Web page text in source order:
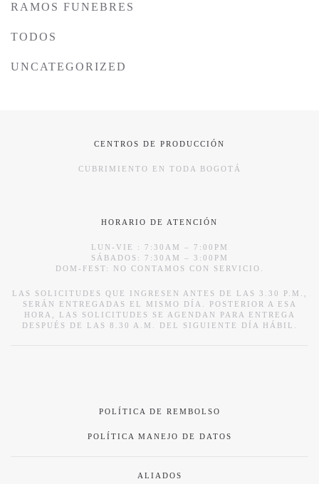
RAMOS FUNEBRES
TODOS
UNCATEGORIZED
CENTROS DE PRODUCCIÓN
CUBRIMIENTO EN TODA BOGOTÁ
HORARIO DE ATENCIÓN
LUN-VIE : 7:30AM – 7:00PM
SÁBADOS: 7:30AM – 3:00PM
DOM-FEST: NO CONTAMOS CON SERVICIO.
LAS SOLICITUDES QUE INGRESEN ANTES DE LAS 3.30 P.M.,
SERÁN ENTREGADAS EL MISMO DÍA. POSTERIOR A ESA
HORA, LAS SOLICITUDES SE AGENDAN PARA ENTREGA
DESPUÉS DE LAS 8.30 A.M. DEL SIGUIENTE DÍA HÁBIL.
POLÍTICA DE REMBOLSO
POLÍTICA MANEJO DE DATOS
ALIADOS